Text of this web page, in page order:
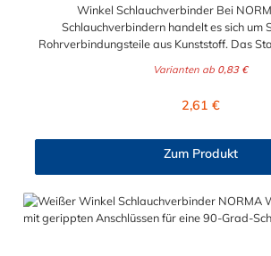
Winkel Schlauchverbinder Bei
Schlauchverbindern handelt es sich um
Rohrverbindungsteile aus Kunststoff. Das
Leitungen sicher, zuverlässig und
idealen Verbinder dar für Transportleitungen
sicheren Sitz des Schlauches.
zusätzliche Sicherung der
Schlauchschelle erforderlich sein.
Anwendung im Automobilbau sowie
Industriebereichen.
Varianten ab 0,83 €
Regulärer Preis:
2,61 €
Zum Produkt